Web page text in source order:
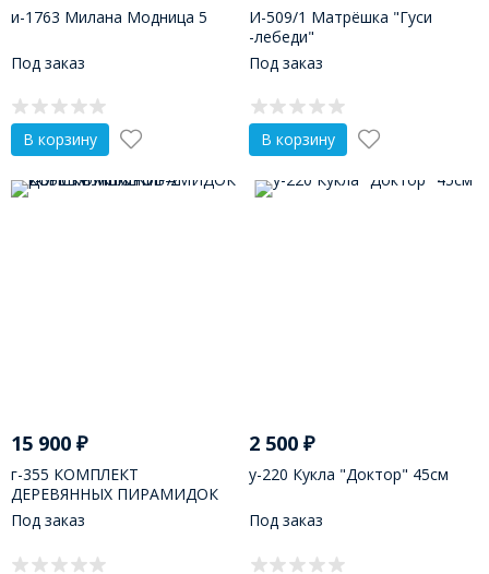
и-1763 Милана Модница 5
Под заказ
В корзину
И-509/1 Матрёшка "Гуси
-лебеди"
Под заказ
В корзину
15 900 ₽
г-355 КОМПЛЕКТ
ДЕРЕВЯННЫХ ПИРАМИДОК
КОНСТРУКТОРОВ-2
Под заказ
2 500₽
у-220 Кукла "Доктор" 45см
Под заказ